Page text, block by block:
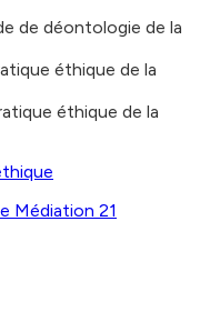
de déontologie de la
éthique de la
éthique de la
Médiation 21